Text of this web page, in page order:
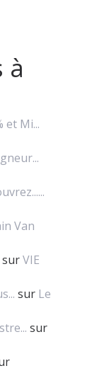
à
et Mi...
Van
surVIE
sur Le
sur